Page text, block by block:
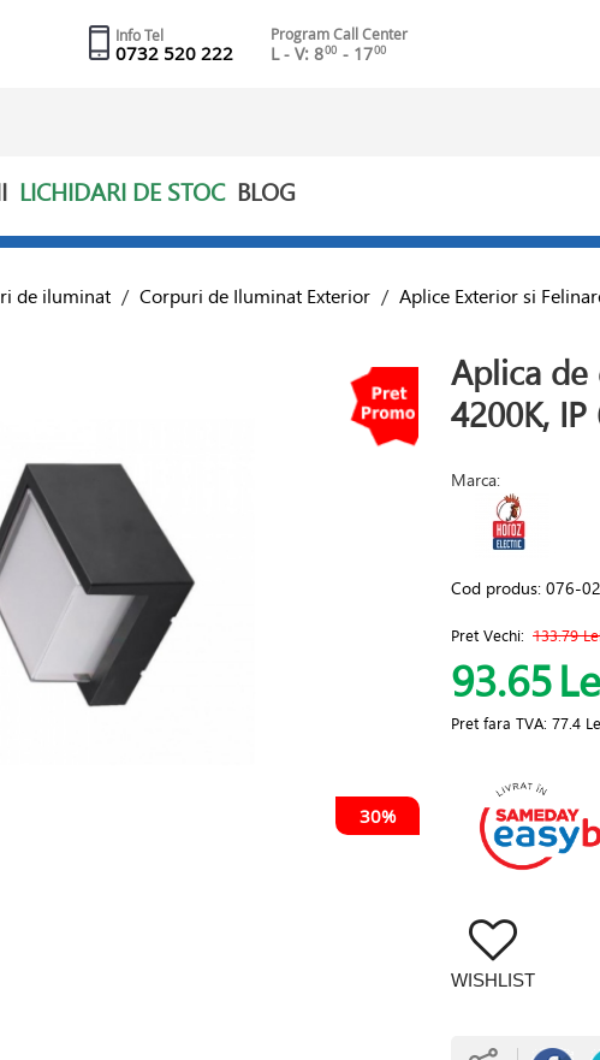
Info Tel
0732 520 222
Program Call Center
L - V: 800 - 1700
LICHIDARI DE STOC BLOG
de iluminat / Corpuri de Iluminat Exterior / Aplice Exterior si
30%
Aplica de
4200K,
Marca:
Cod produs:076-
Pret Vechi: 133.79
93.65
Pret fara TVA: 77.4
WISHLIST